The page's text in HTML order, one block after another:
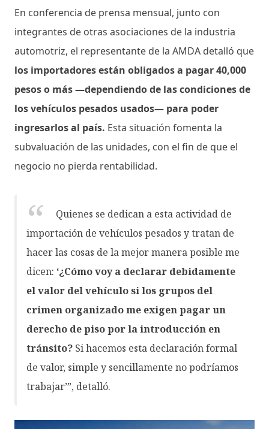
En conferencia de prensa mensual, junto con
integrantes de otras asociaciones de la industria
automotriz, el representante de la AMDA detalló que
los importadores están obligados a pagar 40,000
pesos o más —dependiendo de las condiciones de
los vehículos pesados usados— para poder
ingresarlos al país. Esta situación fomenta la
subvaluación de las unidades, con el fin de que el
negocio no pierda rentabilidad.
Quienes se dedican a esta actividad de
importación de vehículos pesados y tratan de
hacer las cosas de la mejor manera posible me
dicen: ‘¿Cómo voy a declarar debidamente
el valor del vehículo si los grupos del
crimen organizado me exigen pagar un
derecho de piso por la introducción en
tránsito? Si hacemos esta declaración formal
de valor, simple y sencillamente no podríamos
trabajar’”, detalló.